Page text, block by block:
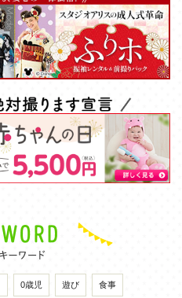
0歳児 遊び 食事